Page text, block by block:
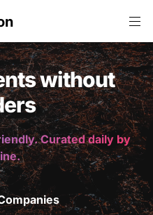
without
Curated daily by